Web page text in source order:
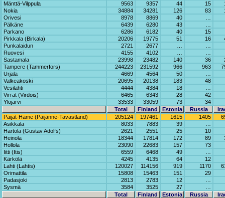
Mänttä-Vilppula
9563 9357 44 15
Nokia
34884 34281 126 83
Orivesi
8978 8869 40
Pälkäne
6439 6280 43
Parkano
6286 6182 40 15
Pirkkala (Birkala)
20206 19775 51 16
Punkalaidun
2721 2677
Ruovesi
4155 4102
Sastamala
23998 23482 140 36
Tampere (Tammerfors)
244223 231592 966 963
Urjala
4669 4564 50
Valkeakoski
20695 20138 183 48
Vesilahti
4444 4384 18
Virrat (Virdois)
6465 6343 28 42
Ylöjärvi
33533 33059 73 34
Total
Finland Estonia Russia
Päijät-Häme (Päijänne-Tavastland)
205124 197461 1615 1405
Asikkala
8033 7883 39
Hartola (Gustav Adolfs)
2621 2551 25 10
Heinola
18344 17814 172 89
Hollola
23090 22683 157 73
Iitti (Itis)
6559 6468 49
Kärkölä
4245 4135 64 12
Lahti (Lahtis)
120027 114156 919 1170
Orimattila
15808 15463 151 29
Padasjoki
2813 2783 12
Sysmä
3584 3525 27
Total
Finland Estonia Russia